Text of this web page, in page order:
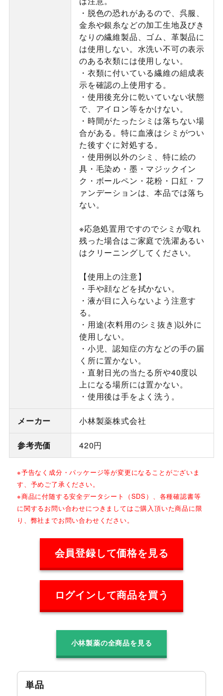
・脱色の恐れがあるので、呉服、
金糸や銀糸などの加工生地及びき
なりの繊維製品、ゴム、革製品に
は使用しない。水洗い不可の表示
のある衣類には使用しない。
・衣類に付いている繊維の組成表
示を確認の上使用する。
・使用後充分に乾いていない状態
で、アイロン等をかけない。
・時間がたったシミは落ちない場
合がある。特に血液はシミがつい
た後すぐに対処する。
・使用例以外のシミ、特に絵の
具・毛染め・墨・マジックイン
ク・ボールペン・花粉・口紅・フ
ァンデーションは、本品では落ち
ない。
※応急処置用ですのでシミが取れ
残った場合はご家庭で洗濯あるい
はクリーニングしてください。
【使用上の注意】
・手や顔などを拭かない。
・液が目に入らないよう注意す
る。
・用途(衣料用のシミ抜き)以外に
使用しない。
・小児、認知症の方などの手の届
く所に置かない。
・直射日光の当たる所や40度以
上になる場所には置かない。
・使用後は手をよく洗う。
メーカー 小林製薬株式会社
参考売価 420円
※予告なく成分・パッケージ等が変更になることがございま
す、予めご了承ください。
※商品に付随する安全データシート（SDS）、各種確認書等
に関するお問い合わせにつきましてはご購入頂いた商品に限
り、弊社までお問い合わせください。
会員登録して価格を見る
ログインして商品を買う
小林製薬の全商品を見る
単品